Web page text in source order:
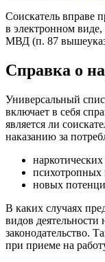
Соискатель вправе
в электронном
МВД (п. 87
Справка о
Универсальный
включает в себя
является ли
наказанию за
наркотических
психотропных
новых
В каких случаях
видов деятельности
законодательство.
при приеме на